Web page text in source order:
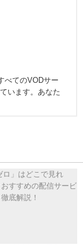
べてのVODサー
います。あなた